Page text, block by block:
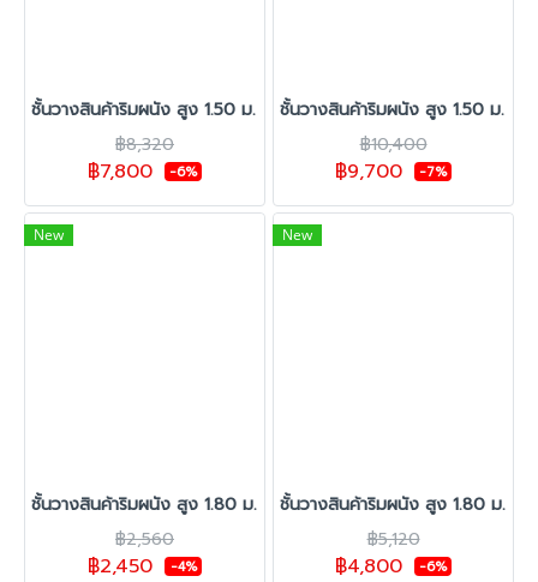
ชั้นวางสินค้าริมผนัง สูง 1.50 ม. รุ่น C-35 1 ชุดต้น 3 ตัวต่อ
฿8,320
฿7,800 -6%
ชั้นวางสินค้าริมผนัง สูง 1.50 ม. รุ่
฿10,400
฿9,700 -7%
New
ชั้นวางสินค้าริมผนัง สูง 1.80 ม. รุ่น C-35 1 ชุดต้น
฿2,560
฿2,450 -4%
New
ชั้นวางสินค้าริมผนัง สูง 1.80 ม. รุ่
฿5,120
฿4,800 -6%